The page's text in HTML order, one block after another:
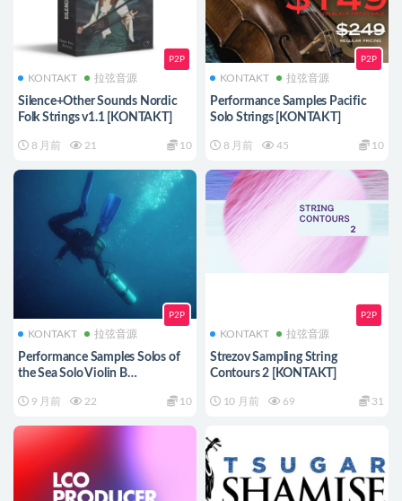
P2P
KONTAKT 拉弦音源
Silence+Other Sounds Nordic
Folk Strings v1.1 [KONTAKT]
8 月前 21 10
P2P
KONTAKT 拉弦音源
Performance Samples Pacific
Solo Strings [KONTAKT]
8 月前 45 10
P2P
KONTAKT 拉弦音源
Performance Samples Solos of
the Sea Solo Violin B
9 月前 22 10
P2P
KONTAKT 拉弦音源
Strezov Sampling String
Contours 2 [KONTAKT]
10 月前 69 31